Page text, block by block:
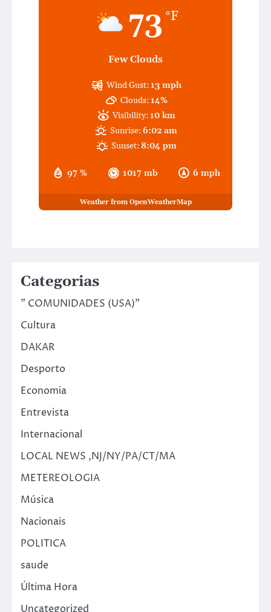
73 °F
Few Clouds
97 % 1017 mb 6 mph
Wind Gust: 13 mph
Clouds: 14%
Visibility: 10 km
Sunrise:6:02 am
Sunset:8:04 pm
Weather from OpenWeatherMap
Categorias
" COMUNIDADES (USA)"
Cultura
DAKAR
Desporto
Economia
Entrevista
Internacional
LOCAL NEWS ,NJ/NY/PA/CT/MA
METEREOLOGIA
Música
Nacionais
POLITICA
saude
Última Hora
Uncategorized